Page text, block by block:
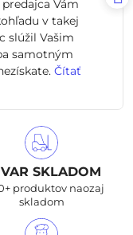
Vám
v takej
slúžil Vašim
samotným
Čítať
SKLADOM
produktov naozaj
skladom